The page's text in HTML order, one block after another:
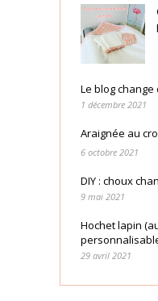
Le blog change
1 décembre 2021
Araignée au
6 octobre 2021
DIY : choux
9 mai 2021
Hochet lapin
29 avril 2021